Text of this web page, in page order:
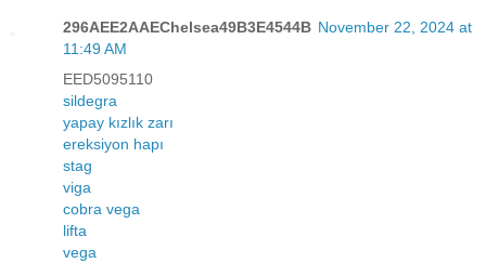
296AEE2AAEChelsea49B3E4544B November 22, 2024 at
11:49 AM
EED5095110
sildegra
yapay kızlık zarı
ereksiyon hapı
stag
viga
cobra vega
lifta
vega